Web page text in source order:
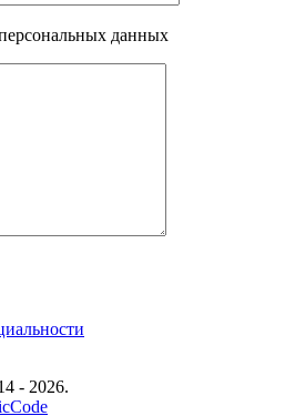
данных
- 2026.